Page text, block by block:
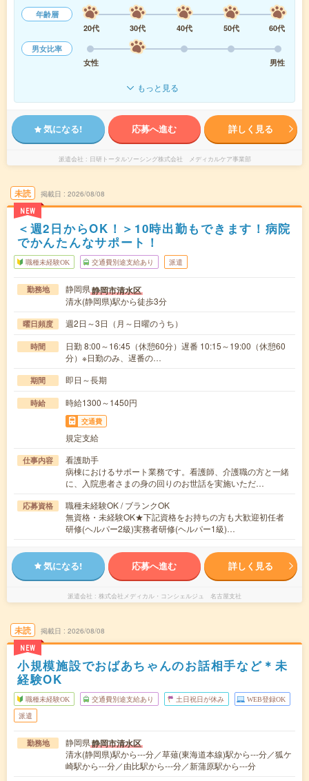
年齢層
20代
30代 40代 50代
60代
男女比率
女性
男性
もっと見る
気になる! 応募へ進む 詳しく見る
派遣会社 日研トータルソーシング株式会社 メディカルケア事業部
未読
NEW
掲載日 2026/08/08
＜週2日からOK！＞10時出勤もできます！病院
でかんたんなサポート！
職種未経験OK 交通費別途支給あり 派遣
勤務地 静岡県静岡市清水区
清水(静岡県)駅から徒歩3分
曜日頻度 週2日～3日（月～日曜のうち）
時間
日勤 8:00～16:45（休憩60分）遅番 10:15～19:00（休憩60
分）※日勤のみ、遅番の…
期間 即日～長期
時給 時給1300～1450円
交通費
規定支給
仕事内容
看護助手
病棟におけるサポート業務です。看護師、介護職の方と一緒
に、入院患者さまの身の回りのお世話を実施いただ…
応募資格
職種未経験OK / ブランクOK
無資格・未経験OK★下記資格をお持ちの方も大歓迎初任者
研修(ヘルパー2級)実務者研修(ヘルパー1級)…
気になる! 応募へ進む 詳しく見る
派遣会社 株式会社メディカル・コンシェルジュ 名古屋支社
未読
NEW
掲載日 2026/08/08
小規模施設でおばあちゃんのお話相手など＊未
経験OK
職種未経験OK 交通費別途支給あり 土日祝日が休み WEB登録OK
派遣
勤務地 静岡県静岡市清水区
清水(静岡県)駅から---分／草薙(東海道本線)駅から---分／狐ケ
崎駅から---分／由比駅から---分／新蒲原駅から---分